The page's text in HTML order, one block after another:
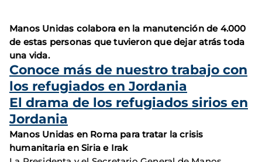
Manos Unidas colabora en la manutención de 4.000
de estas personas que tuvieron que dejar atrás toda
una vida.
Conoce más de nuestro trabajo con
los refugiados en Jordania
El drama de los refugiados sirios en
Jordania
Manos Unidas en Roma para tratar la crisis
humanitaria en Siria e Irak